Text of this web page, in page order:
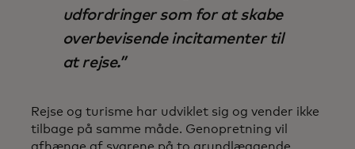
udfordringer som for at skabe
overbevisende incitamenter til
at rejse.
Rejse og turisme har udviklet sig og vender ikke
tilbage på samme måde. Genopretning vil
afhænge af svarene på to grundlæggende